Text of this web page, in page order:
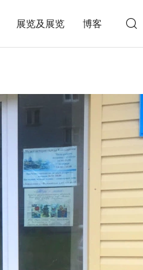
展览及展览 博客